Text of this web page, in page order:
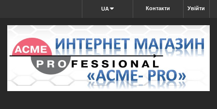
Увійти
Контакти
UA